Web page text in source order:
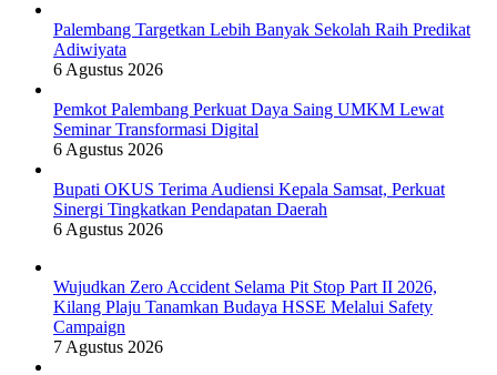
Palembang Targetkan Lebih Banyak Sekolah Raih Predikat
Adiwiyata
6 Agustus 2026
Pemkot Palembang Perkuat Daya Saing UMKM Lewat
Seminar Transformasi Digital
6 Agustus 2026
Bupati OKUS Terima Audiensi Kepala Samsat, Perkuat
Sinergi Tingkatkan Pendapatan Daerah
6 Agustus 2026
Wujudkan Zero Accident Selama Pit Stop Part II 2026,
Kilang Plaju Tanamkan Budaya HSSE Melalui Safety
Campaign
7 Agustus 2026